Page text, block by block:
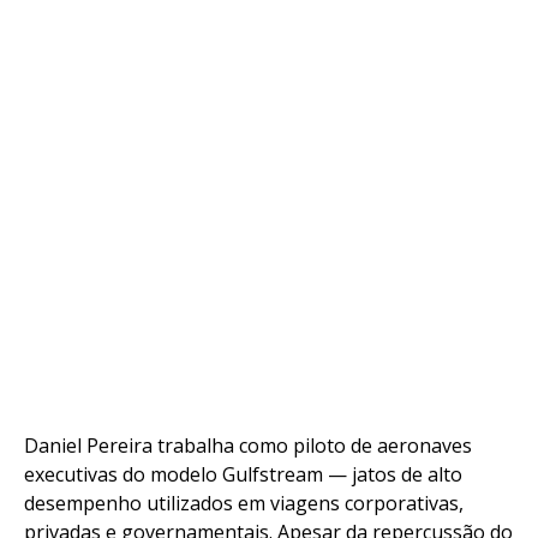
Daniel Pereira trabalha como piloto de aeronaves
executivas do modelo Gulfstream — jatos de alto
desempenho utilizados em viagens corporativas,
privadas e governamentais. Apesar da repercussão do